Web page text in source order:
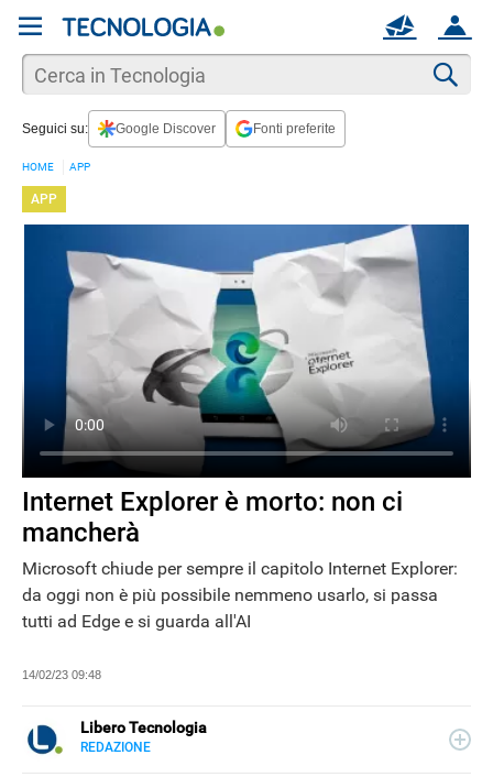
ACCOUNT
MAIL
Seguici su: Google Discover Fonti preferite
HOME APP
APP
Internet Explorer è morto: non ci
mancherà
Microsoft chiude per sempre il capitolo Internet Explorer:
da oggi non è più possibile nemmeno usarlo, si passa
tutti ad Edge e si guarda all'AI
14/02/23 09:48
Libero Tecnologia
REDAZIONE